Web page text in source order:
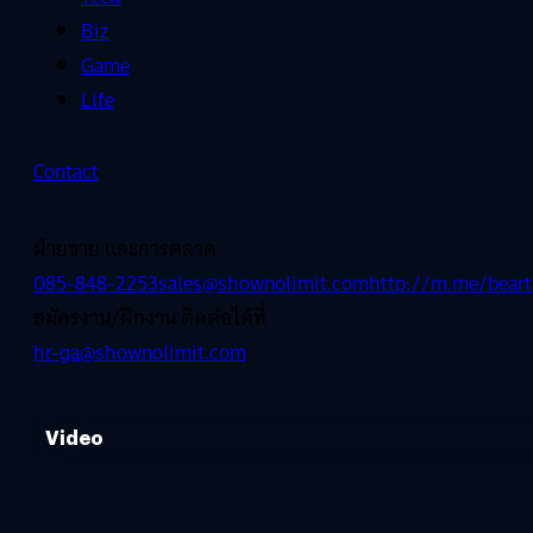
Biz
Game
Life
Contact
ฝ่ายขาย และการตลาด
085-848-2253sales@shownolimit.comhttp://m.me/
สมัครงาน/ฝึกงาน ติดต่อได้ที่
hr-ga@shownolimit.com
Video